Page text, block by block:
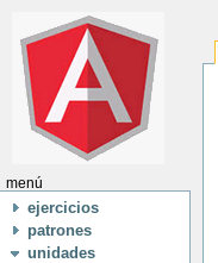
menú
ejercicios
patrones
unidades